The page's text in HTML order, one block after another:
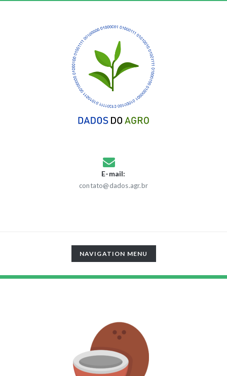
E-mail:
contato@dados.agr.br
TOGGLE
NAVIGATION
NAVIGATION MENU